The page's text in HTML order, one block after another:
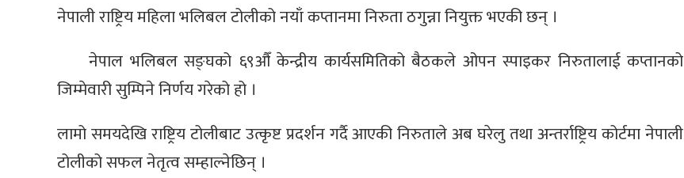
नेपाली राष्ट्रिय महिला भलिबल टोलीको नयाँ कप्तानमा निरुता ठगुन्ना नियुक्त भएकी छन् ।
नेपाल भलिबल सङ्घको ६९औँ केन्द्रीय कार्यसमितिको बैठकले ओपन स्पाइकर निरुतालाई कप्तानको
जिम्मेवारी सुम्पिने निर्णय गरेको हो ।
लामो समयदेखि राष्ट्रिय टोलीबाट उत्कृष्ट प्रदर्शन गर्दै आएकी निरुताले अब घरेलु तथा अन्तर्राष्ट्रिय कोर्टमा नेपाली
टोलीको सफल नेतृत्व सम्हाल्नेछिन् ।